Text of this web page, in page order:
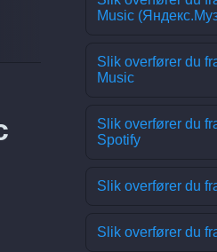
Music
Slik overfører du
Music
Slik overfører du
Spotify
Slik overfører du
Slik overfører du